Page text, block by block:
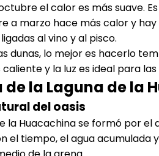
el calor es más suave.
a marzo hace más calor y
al vino y al pisco.
dunas, lo mejor es hacerlo
y la luz es ideal para
de la Laguna de la
del oasis
la Huacachina se formó por
el tiempo, el agua acumulada